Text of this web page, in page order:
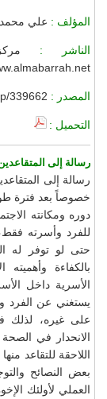
المؤلف : علي محمد
الناشر :
المصدر : 339662
التحميل :
رسالة إلى
رسالة إلى
خصوصاً بعد فترة
دوره ومكانته
للفرد وأسرته
حتى لو توفر له
بالكفاءة
الأسرية داخل
يستغني عن الفرد
على غيره، لذلك
الانحدار في
اللاحقة للتقاعد
بعض النصائح
العملي لأولئك